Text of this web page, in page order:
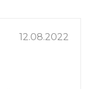
12.08.2022